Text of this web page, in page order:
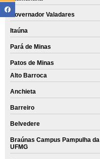
Governador Valadares
Itaúna
Pará de Minas
Patos de Minas
Alto Barroca
Anchieta
Barreiro
Belvedere
Braúnas Campus Pampulha da
UFMG